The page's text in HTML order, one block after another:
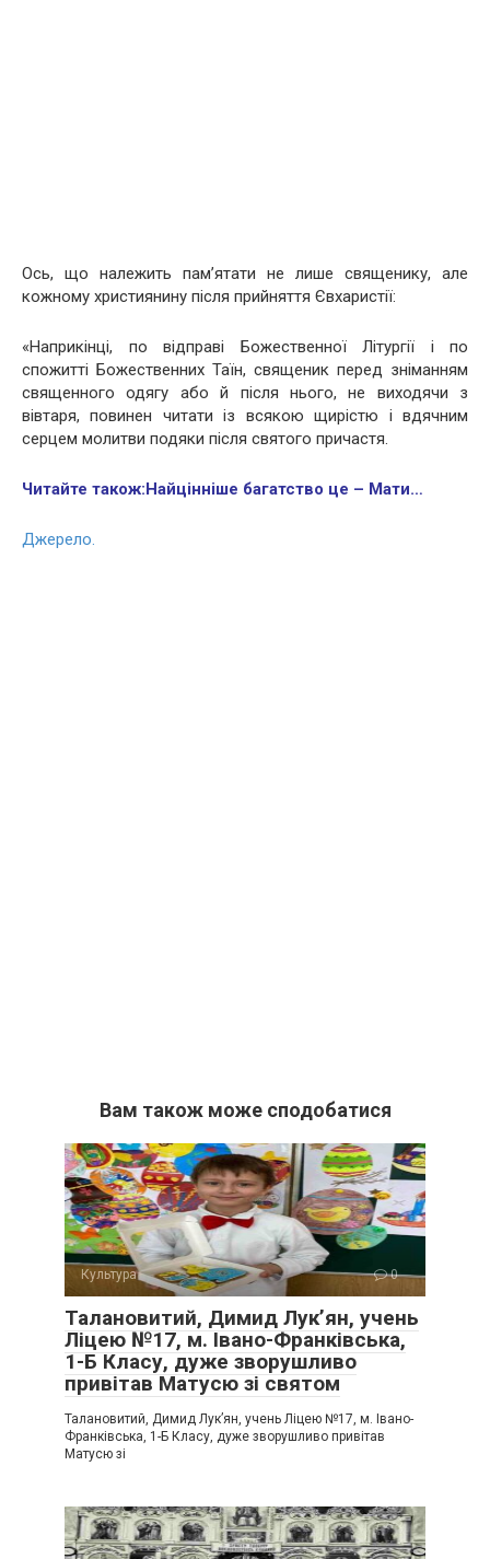
Ось, що належить пам’ятати не лише священику, але
кожному християнину після прийняття Євхаристії:
«Наприкінці, по відправі Божественної Літургії і по
спожитті Божественних Таїн, священик перед зніманням
священного одягу або й після нього, не виходячи з
вівтаря, повинен читати із всякою щирістю і вдячним
серцем молитви подяки після святого причастя.
Читайте також:Найцінніше багатство це – Мати…
Джерело.
Вам також може сподобатися
Культура 0
Талановитий, Димид Лук’ян, учень
Ліцею №17, м. Івано-Франківська,
1-Б Класу, дуже зворушливо
привітав Матусю зі святом
Талановитий, Димид Лук’ян, учень Ліцею №17, м. Івано-
Франківська, 1-Б Класу, дуже зворушливо привітав
Матусю зі